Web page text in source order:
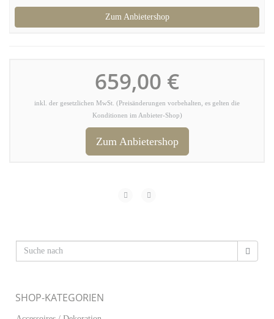
Zum Anbietershop
659,00 €
inkl. der gesetzlichen MwSt. (Preisänderungen vorbehalten, es gelten die
Konditionen im Anbieter-Shop)
Zum Anbietershop
SHOP-KATEGORIEN